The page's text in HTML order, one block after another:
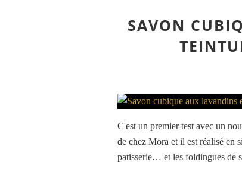
SAVON
C'est un premier test avec un
de chez Mora et il est réalisé en
patisserie… et les foldingues de